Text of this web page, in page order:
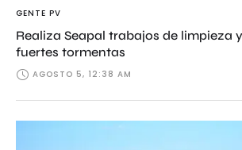
GENTE PV
Realiza Seapal trabajos de limpieza
fuertes tormentas
AGOSTO 5, 12:38 AM